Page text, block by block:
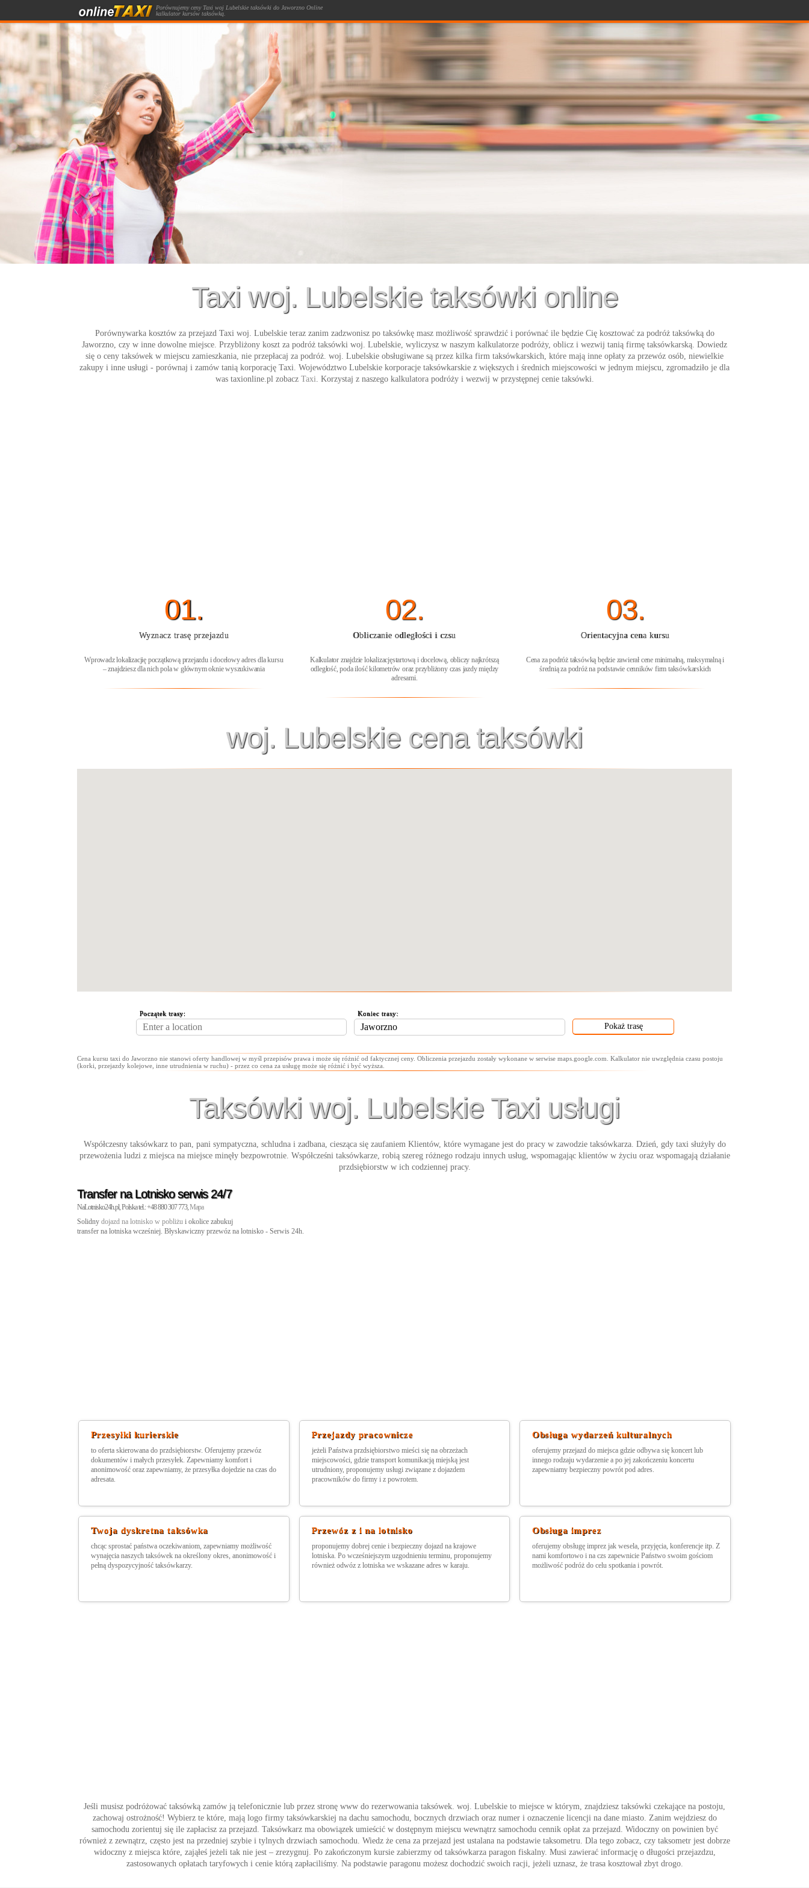
Porównujemy ceny Taxi woj Lubelskie taksówki do Jaworzno Online
kalkulator kursów taksówką.
Taxi woj. Lubelskie taksówki online
Porównywarka kosztów za przejazd Taxi woj. Lubelskieteraz zanim zadzwonisz po taksówkę masz możliwość sprawdzić i porównać ile będzie Cię kosztować za podróż taksówką do
Jaworzno, czy w inne dowolne miejsce. Przybliżony koszt za podróż taksówki woj. Lubelskie, wyliczysz w naszym kalkulatorze podróży, oblicz i wezwij tanią firmę taksówkarską. Dowiedz
się o ceny taksówek w miejscu zamieszkania, nie przepłacaj za podróż. woj. Lubelskie obsługiwane są przez kilka firm taksówkarskich, które mają inne opłaty za przewóz osób, niewielkie
zakupy i inne usługi - porównaj i zamów tanią korporację Taxi. Województwo Lubelskie korporacje taksówkarskie z większych i średnich miejscowości w jednym miejscu, zgromadziło je dla
was taxionline.pl zobacz Taxi. Korzystaj z naszego kalkulatora podróży i wezwij w przystępnej cenie taksówki.
01.
Wyznacz trasę przejazdu
Wprowadz lokalizacjię początkową przejazdu i docelowy adres dla kursu
– znajdziesz dla nich pola w głównym oknie wyszukiwania
02.
Obliczanie odległości i czsu
Kalkulator znajdzie lokalizacjęstartową i docelową, obliczy najkrótszą
odległość, poda ilość kilometrów oraz przybliżony czas jazdy między
adresami.
03.
Orientacyjna cena kursu
Cena za podróż taksówką będzie zawierał cene minimalną, maksymalną i
średnią za podróż na podstawie cenników firm taksówkarskich
woj. Lubelskie cena taksówki
Początek trasy: Koniec trasy:
Cena kursu taxi do Jaworzno nie stanowi oferty handlowej w myśl przepisów prawa i może się różnić od faktycznej ceny. Obliczenia przejazdu zostały wykonane w serwise maps.google.com. Kalkulator nie uwzględnia czasu postoju
(korki, przejazdy kolejowe, inne utrudnienia w ruchu) - przez co cena za usługę może się różnić i być wyższa.
Taksówki woj. Lubelskie Taxi usługi
Współczesny taksówkarz to pan, pani sympatyczna, schludna i zadbana, ciesząca się zaufaniem Klientów, które wymagane jest do pracy w zawodzie taksówkarza. Dzień, gdy taxi służyły do
przewożenia ludzi z miejsca na miejsce minęły bezpowrotnie. Współcześni taksówkarze, robią szereg różnego rodzaju innych usług, wspomagając klientów w życiu oraz wspomagają działanie
przdsiębiorstw w ich codziennej pracy.
Transfer na Lotnisko serwis 24/7
NaLotnisko24h.pl, Polska tel.: +48 880 307 773,Mapa
Solidny dojazd na lotnisko w pobliżu i okolice zabukuj
transfer na lotniska wcześniej. Błyskawiczny przewóz na lotnisko - Serwis 24h.
Przesyłki kurierskie
to oferta skierowana do przdsiębiorstw. Oferujemy przewóz
dokumentów i małych przesyłek. Zapewniamy komfort i
anonimowość oraz zapewniamy, że przesyłka dojedzie na czas do
adresata.
Przejazdy pracownicze
jeżeli Państwa przdsiębiorstwo mieści się na obrzeżach
miejscowości, gdzie transport komunikacją miejską jest
utrudniony, proponujemy usługi związane z dojazdem
pracowników do firmy i z powrotem.
Obsługa wydarzeń kulturalnych
oferujemy przejazd do miejsca gdzie odbywa się koncert lub
innego rodzaju wydarzenie a po jej zakończeniu koncertu
zapewniamy bezpieczny powrót pod adres.
Twoja dyskretna taksówka
chcąc sprostać państwa oczekiwaniom, zapewniamy możliwość
wynajęcia naszych taksówek na określony okres, anonimowość i
pełną dyspozycyjność taksówkarzy.
Przewóz z i na lotnisko
proponujemy dobrej cenie i bezpieczny dojazd na krajowe
lotniska. Po wcześniejszym uzgodnieniu terminu, proponujemy
również odwóz z lotniska we wskazane adres w karaju.
Obsługa imprez
oferujemy obsługę imprez jak wesela, przyjęcia, konferencje itp. Z
nami komfortowo i na czs zapewnicie Państwo swoim gościom
możliwość podróż do celu spotkania i powrót.
Jeśli musisz podróżować taksówką zamów ją telefonicznie lub przez stronę www do rezerwowania taksówek. woj. Lubelskie to miejsce w którym, znajdziesz taksówki czekające na postoju,
zachowaj ostrożność! Wybierz te które, mają logo firmy taksówkarskiej na dachu samochodu, bocznych drzwiach oraz numer i oznaczenie licencji na dane miasto. Zanim wejdziesz do
samochodu zorientuj się ile zapłacisz za przejazd. Taksówkarz ma obowiązek umieścić w dostępnym miejscu wewnątrz samochodu cennik opłat za przejazd. Widoczny on powinien być
również z zewnątrz, często jest na przedniej szybie i tylnych drzwiach samochodu. Wiedz że cena za przejazd jest ustalana na podstawie taksometru. Dla tego zobacz, czy taksometr jest dobrze
widoczny z miejsca które, zająłeś jeżeli tak nie jest – zrezygnuj. Po zakończonym kursie zabierzmy od taksówkarza paragon fiskalny. Musi zawierać informację o długości przejazdzu,
zastosowanych opłatach taryfowych i cenie którą zapłaciliśmy. Na podstawie paragonu możesz dochodzić swoich racji, jeżeli uznasz, że trasa kosztował zbyt drogo.